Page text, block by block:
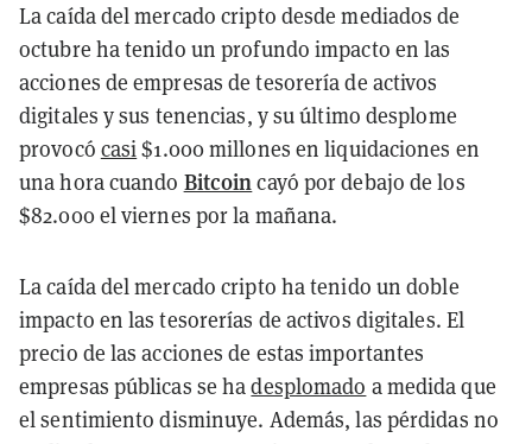
La caída del mercado cripto desde mediados de
octubre ha tenido un profundo impacto en las
acciones de empresas de tesorería de activos
digitales y sus tenencias, y su último desplome
provocó casi$1.000 millones en liquidaciones en
una hora cuando Bitcoin cayó por debajo de los
$82.000 el viernes por la mañana.
La caída del mercado cripto ha tenido un doble
impacto en las tesorerías de activos digitales. El
precio de las acciones de estas importantes
empresas públicas se hadesplomado a medida que
el sentimiento disminuye. Además, las pérdidas no